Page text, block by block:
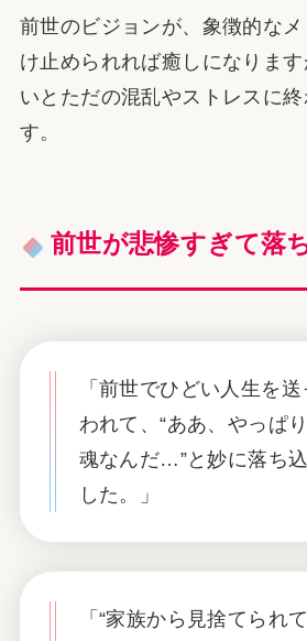
前世のビジョンが、象徴的な
け止められれば癒しになりま
いとただの混乱やストレスに
す。
前世が悲惨すぎて落
「前世でひどい人生を
われて、“ああ、やっぱ
魂なんだ…”と妙に落ち
した。」
「“家族から見捨てられ